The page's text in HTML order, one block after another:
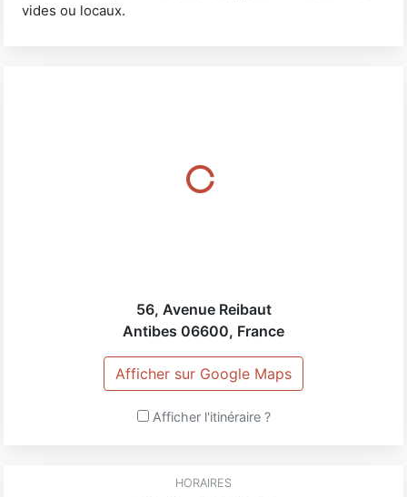
vides ou locaux.
56, Avenue Reibaut
Antibes 06600, France
Afficher sur Google Maps
Afficher l'itinéraire ?
HORAIRES